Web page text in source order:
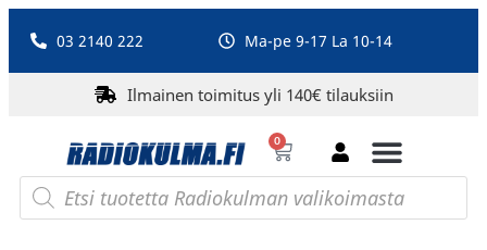
03 2140 222 Ma-pe 9-17 La 10-14
Ilmainen toimitus yli 140€ tilauksiin
0